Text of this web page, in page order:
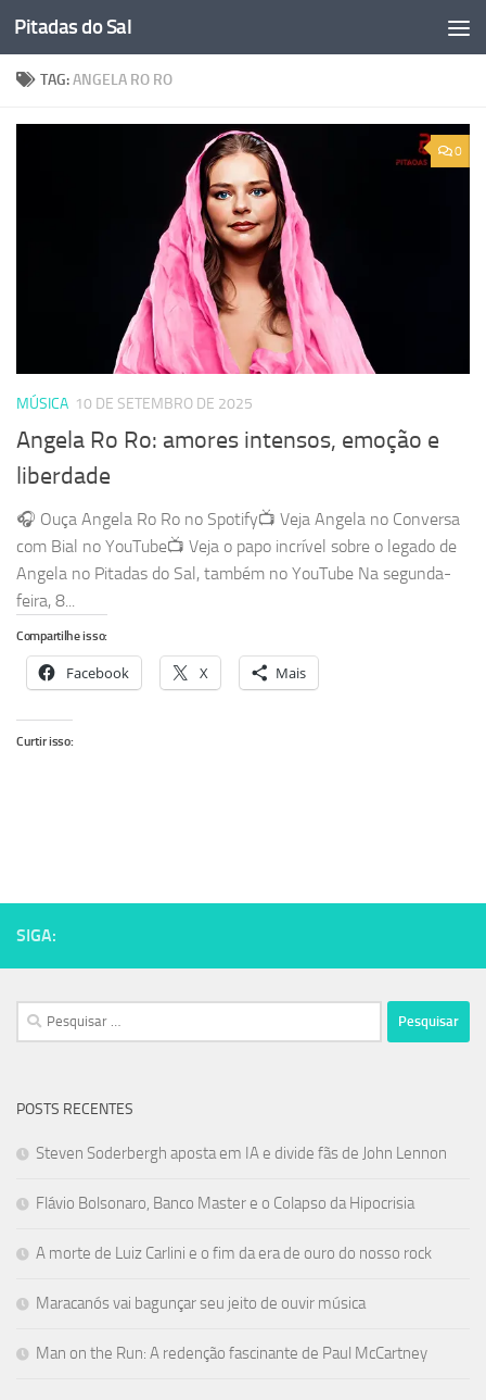
Skip to content
Pitadas do Sal
TAG:ANGELA RO RO
0
MÚSICA 10 DE SETEMBRO DE 2025
Angela Ro Ro: amores intensos, emoção e
liberdade
🎧 Ouça Angela Ro Ro no Spotify📺 Veja Angela no Conversa
com Bial no YouTube📺 Veja o papo incrível sobre o legado de
Angela no Pitadas do Sal, também no YouTube Na segunda-
feira, 8...
Compartilhe isso:
Facebook X Mais
Curtir isso:
SIGA:
Pesquisar
por:
POSTS RECENTES
Steven Soderbergh aposta em IA e divide fãs de John Lennon
Flávio Bolsonaro, Banco Master e o Colapso da Hipocrisia
A morte de Luiz Carlini e o fim da era de ouro do nosso rock
Maracanós vai bagunçar seu jeito de ouvir música
Man on the Run: A redenção fascinante de Paul McCartney